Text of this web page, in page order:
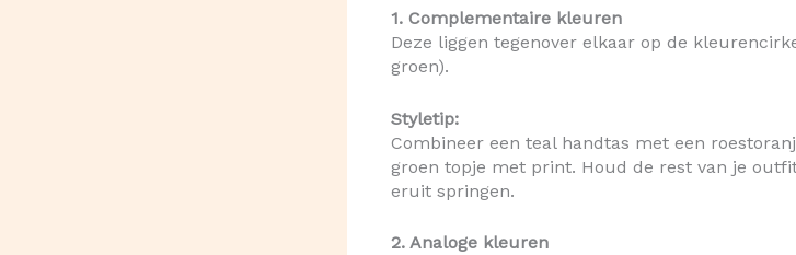
1. Complementaire kleuren
Deze liggen tegenover elkaar op de
groen).
Styletip:
Combineer een teal handtas met een
groen topje met print. Houd de rest van je
eruit springen.
2. Analoge kleuren